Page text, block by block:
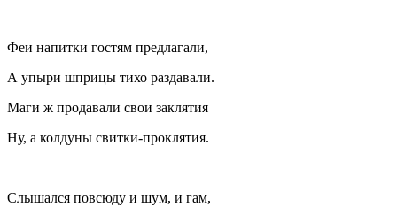
Феи напитки гостям предлагали,
А упыри шприцы тихо раздавали.
Маги ж продавали свои заклятия
Ну, а колдуны свитки-проклятия.
Слышался повсюду и шум, и гам,